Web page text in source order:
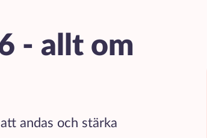
- allt om
andas och stärka